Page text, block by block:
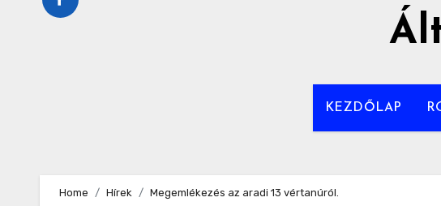
KEZDŐLAP
Home Hírek Megemlékezés az aradi 13 vértanúról.